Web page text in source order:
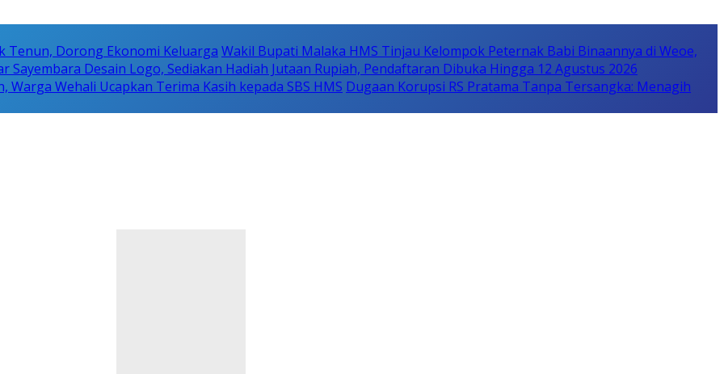
Tenun, Dorong Ekonomi Keluarga Wakil Bupati Malaka HMS Tinjau Kelompok Peternak Babi Binaannya di Weoe,
Sayembara Desain Logo, Sediakan Hadiah Jutaan Rupiah, Pendaftaran Dibuka Hingga 12 Agustus 2026
Wehali Ucapkan Terima Kasih kepada SBS HMS Dugaan Korupsi RS Pratama Tanpa Tersangka: Menagih